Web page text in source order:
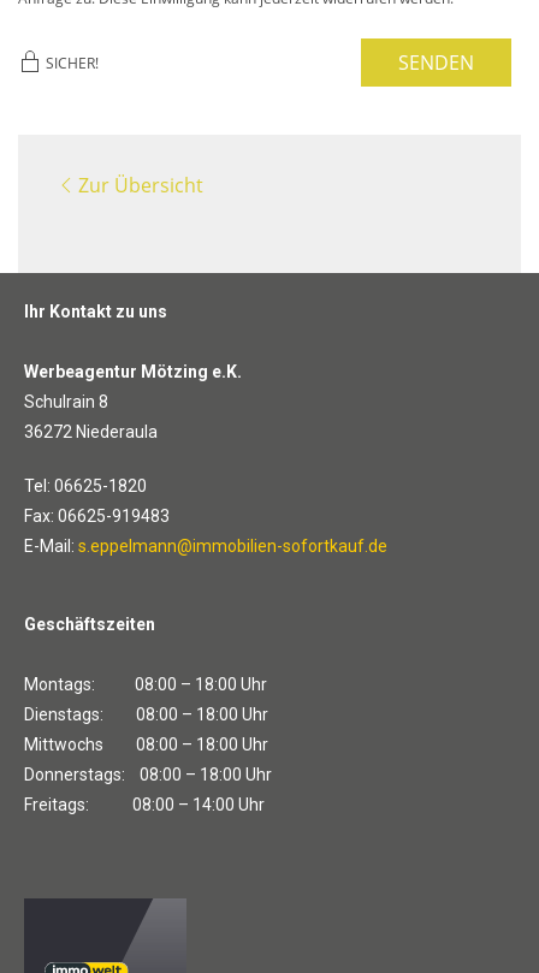
SICHER! SENDEN
Zur Übersicht
Ihr Kontakt zu uns
Werbeagentur Mötzing e.K.
Schulrain 8
36272 Niederaula
Tel: 06625-1820
Fax: 06625-919483
E-Mail: s.eppelmann@immobilien-sofortkauf.de
Geschäftszeiten
Montags: 08:00 – 18:00 Uhr
Dienstags: 08:00 – 18:00 Uhr
Mittwochs 08:00 – 18:00 Uhr
Donnerstags: 08:00 – 18:00 Uhr
Freitags: 08:00 – 14:00 Uhr